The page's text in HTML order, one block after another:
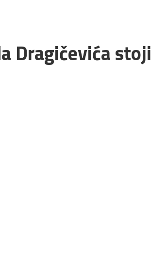
Dragičevića stoji